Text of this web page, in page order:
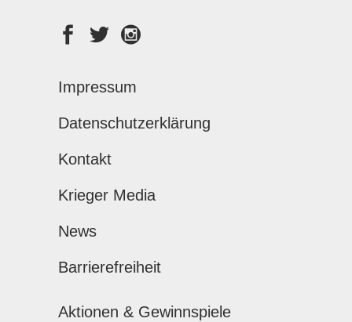
Impressum
Datenschutzerklärung
Kontakt
Krieger Media
News
Barrierefreiheit
Aktionen & Gewinnspiele